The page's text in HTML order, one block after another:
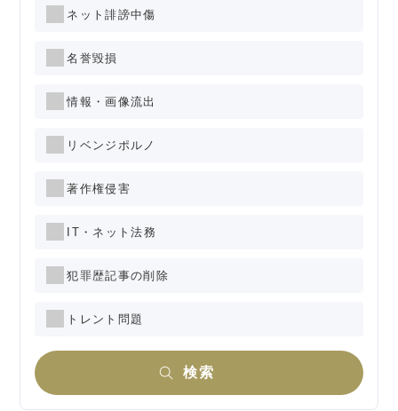
ネット誹謗中傷
名誉毀損
情報・画像流出
リベンジポルノ
著作権侵害
IT・ネット法務
犯罪歴記事の削除
トレント問題
検索